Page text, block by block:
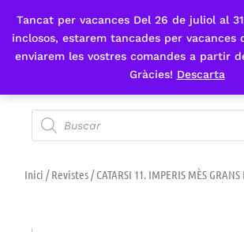
Tancat per vacances Del 26 de juliol al
inclosos, estarem tancades per vacances
enviarem les vostres comandes a partir
Gràcies! Descarta
Fes-te'n sòcia
Inici /Revistes/ CATARSI 11. IMPERIS MÈS